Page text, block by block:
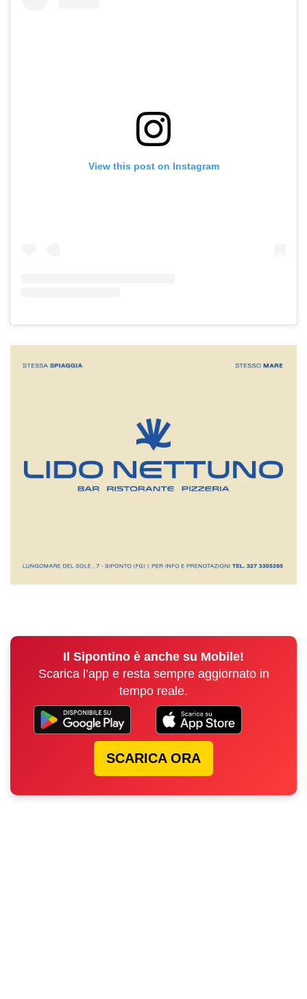
View this post on Instagram
Il Sipontino è anche su Mobile!
Scarica l’app e resta sempre aggiornato in
tempo reale.
SCARICA ORA